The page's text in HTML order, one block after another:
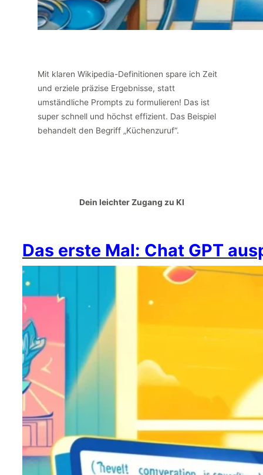
Mit klaren Wikipedia-Definitionen spare ich Zeit
und erziele präzise Ergebnisse, statt
umständliche Prompts zu formulieren! Das ist
super schnell und höchst effizient. Das Beispiel
behandelt den Begriff „Küchenzuruf“.
Dein leichter Zugang zu KI
Das erste Mal: Chat GPT